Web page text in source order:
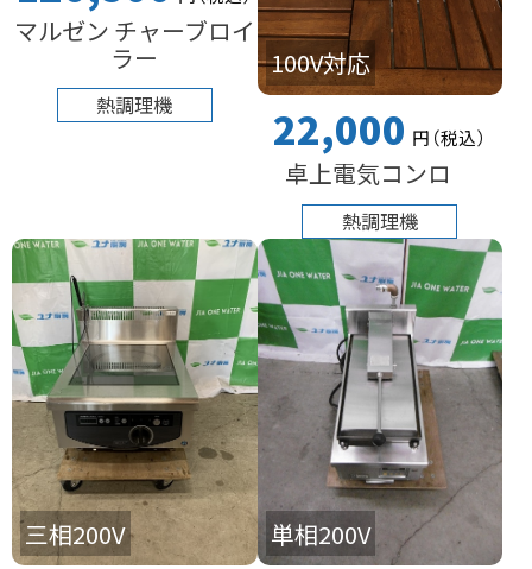
マルゼン チャーブロイ
ラー
熱調理機
100V対応
22,000 円（税込）
卓上電気コンロ
熱調理機
三相200V 単相200V